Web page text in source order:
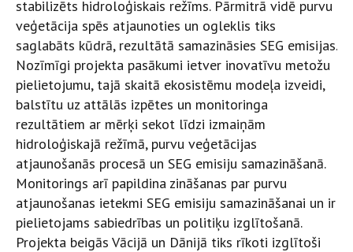
stabilizēts hidroloģiskais režīms. Pārmitrā vidē purvu
veģetācija spēs atjaunoties un ogleklis tiks
saglabāts kūdrā, rezultātā samazināsies SEG emisijas.
Nozīmīgi projekta pasākumi ietver inovatīvu metožu
pielietojumu, tajā skaitā ekosistēmu modeļa izveidi,
balstītu uz attālās izpētes un monitoringa
rezultātiem ar mērķi sekot līdzi izmaiņām
hidroloģiskajā režīmā, purvu veģetācijas
atjaunošanās procesā un SEG emisiju samazināšanā.
Monitorings arī papildina zināšanas par purvu
atjaunošanas ietekmi SEG emisiju samazināšanai un ir
pielietojams sabiedrības un politiķu izglītošanā.
Projekta beigās Vācijā un Dānijā tiks rīkoti izglītoši